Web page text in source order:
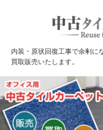
内装・原状回復工事で余剰に
買取販売いたします。
ホーム
商品一覧